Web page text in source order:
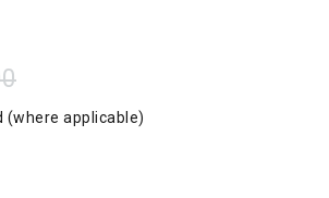
(where applicable)